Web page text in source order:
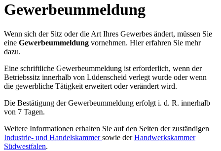
Gewerbeummeldung
Wenn sich der Sitz oder die Art Ihres Gewerbes ändert, müssen Sie
eine Gewerbeummeldung vornehmen. Hier erfahren Sie mehr
dazu.
Eine schriftliche Gewerbeummeldung ist erforderlich, wenn der
Betriebssitz innerhalb von Lüdenscheid verlegt wurde oder wenn
die gewerbliche Tätigkeit erweitert oder verändert wird.
Die Bestätigung der Gewerbeummeldung erfolgt i. d. R. innerhalb
von 7 Tagen.
Weitere Informationen erhalten Sie auf den Seiten der zuständigen
Industrie- und Handelskammersowie derHandwerkskammer
Südwestfalen.